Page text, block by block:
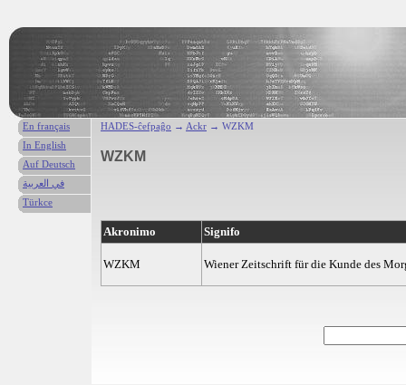
HADES-ĉefpaĝo → Ackr → WZKM
WZKM
Akronimo Signifo
WZKM Wiener Zeitschrift für die Kunde des
En français
In English
Auf Deutsch
في العربية
Türkce